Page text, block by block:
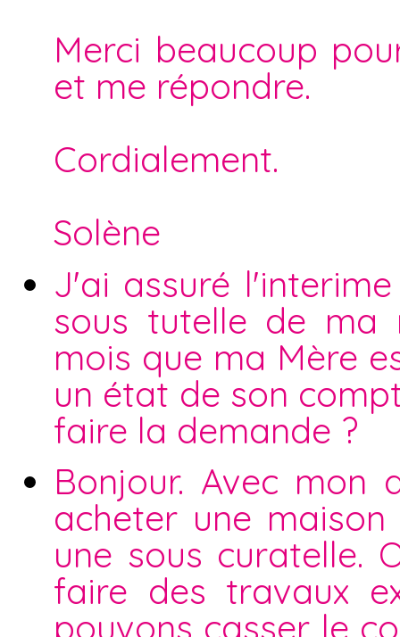
Merci beaucoup
et me répondre.
Cordialement.
Solène
J'ai assuré
sous tutelle de ma
mois que ma Mère
un état de son
faire la demande ?
Bonjour. Avec mon
acheter une
une sous curatelle.
faire des travaux
pouvons casser le